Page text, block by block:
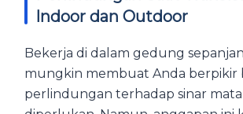
Indoor dan Outdoor
Bekerja di dalam gedung
mungkin membuat Anda berpikir
perlindungan terhadap sinar